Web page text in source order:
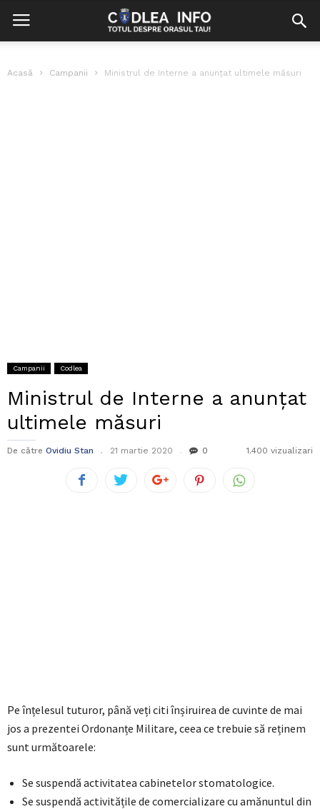
Acasă Campanii Ministrul de Interne a anunțat ultimele măsuri
Campanii Codlea
Ministrul de Interne a anunțat
ultimele măsuri
De către Ovidiu Stan 21 martie 2020 0 1.400 vizualizari
Pe înțelesul tuturor, până veți citi înșiruirea de cuvinte de mai
jos a prezentei Ordonanțe Militare, ceea ce trebuie să reținem
sunt următoarele:
Se suspendă activitatea cabinetelor stomatologice.
Se suspendă activitățile de comercializare cu amănuntul din